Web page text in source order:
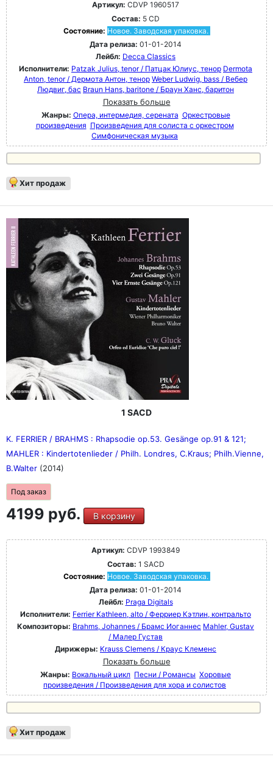
Артикул: CDVP 1960517
Состав: 5 CD
Состояние: Новое. Заводская упаковка.
Дата релиза: 01-01-2014
Лейбл: Decca Classics
Исполнители: Patzak Julius, tenor / Патцак Юлиус, тенор Dermota
Anton, tenor / Дермота Антон, тенор Weber Ludwig, bass / Вебер
Людвиг, бас Braun Hans, baritone / Браун Ханс, баритон
Показать больше
Жанры: Опера, интермедия, серената Оркестровые
произведения Произведения для солиста с оркестром
Симфоническая музыка
Хит продаж
1 SACD
K. FERRIER / BRAHMS : Rhapsodie op.53. Gesänge op.91 & 121;
MAHLER : Kindertotenlieder / Philh. Londres, C.Kraus; Philh.Vienne,
B.Walter (2014)
Под заказ
4199 руб. В корзину
Артикул: CDVP 1993849
Состав: 1 SACD
Состояние: Новое. Заводская упаковка.
Дата релиза: 01-01-2014
Лейбл: Praga Digitals
Исполнители: Ferrier Kathleen, alto / Ферриер Кэтлин, контральто
Композиторы: Brahms, Johannes / Брамс Иоганнес Mahler, Gustav
/ Малер Густав
Дирижеры: Krauss Clemens / Краус Клеменс
Показать больше
Жанры: Вокальный цикл Песни / Романсы Хоровые
произведения / Произведения для хора и солистов
Хит продаж